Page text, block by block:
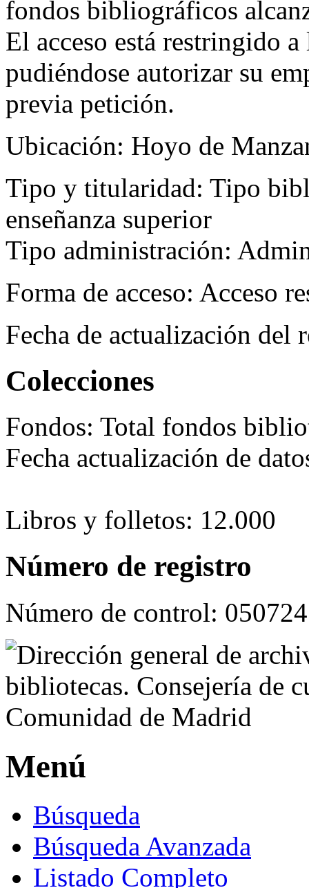
fondos bibliográficos
El acceso está restringido
pudiéndose autorizar su
previa petición.
Ubicación: Hoyo de
Tipo y titularidad: Tipo
enseñanza superior
Tipo administración:
Forma de acceso: Acceso
Fecha de actualización del
Colecciones
Fondos: Total fondos
Fecha actualización de
Libros y folletos: 12.000
Número de registro
Número de control:
Menú
Búsqueda
Búsqueda Avanzada
Listado Completo